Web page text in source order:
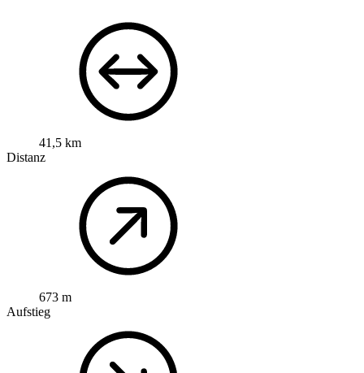
41,5 km
Distanz
673 m
Aufstieg